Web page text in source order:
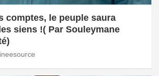
comptes, le peuple saura
siens !( Par Souleymane